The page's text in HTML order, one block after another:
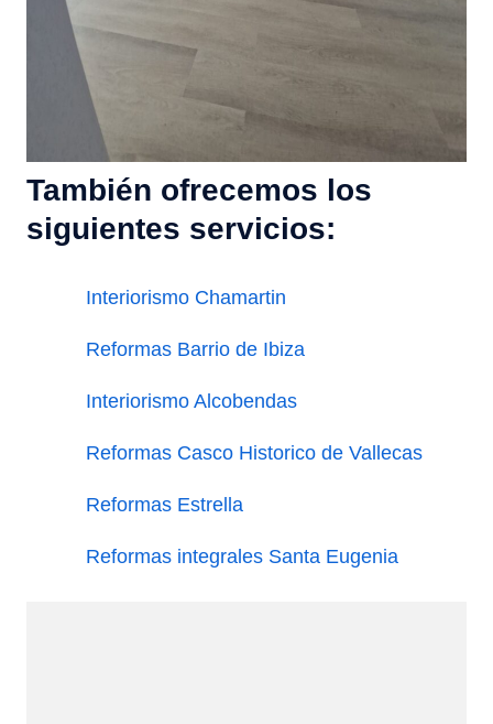
También ofrecemos los
siguientes servicios:
Interiorismo Chamartin
Reformas Barrio de Ibiza
Interiorismo Alcobendas
Reformas Casco Historico de Vallecas
Reformas Estrella
Reformas integrales Santa Eugenia